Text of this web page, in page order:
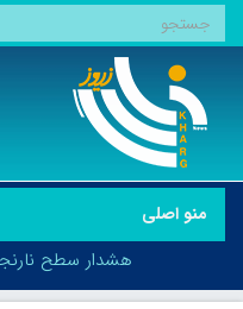
منو اصلی
هشدار سطح